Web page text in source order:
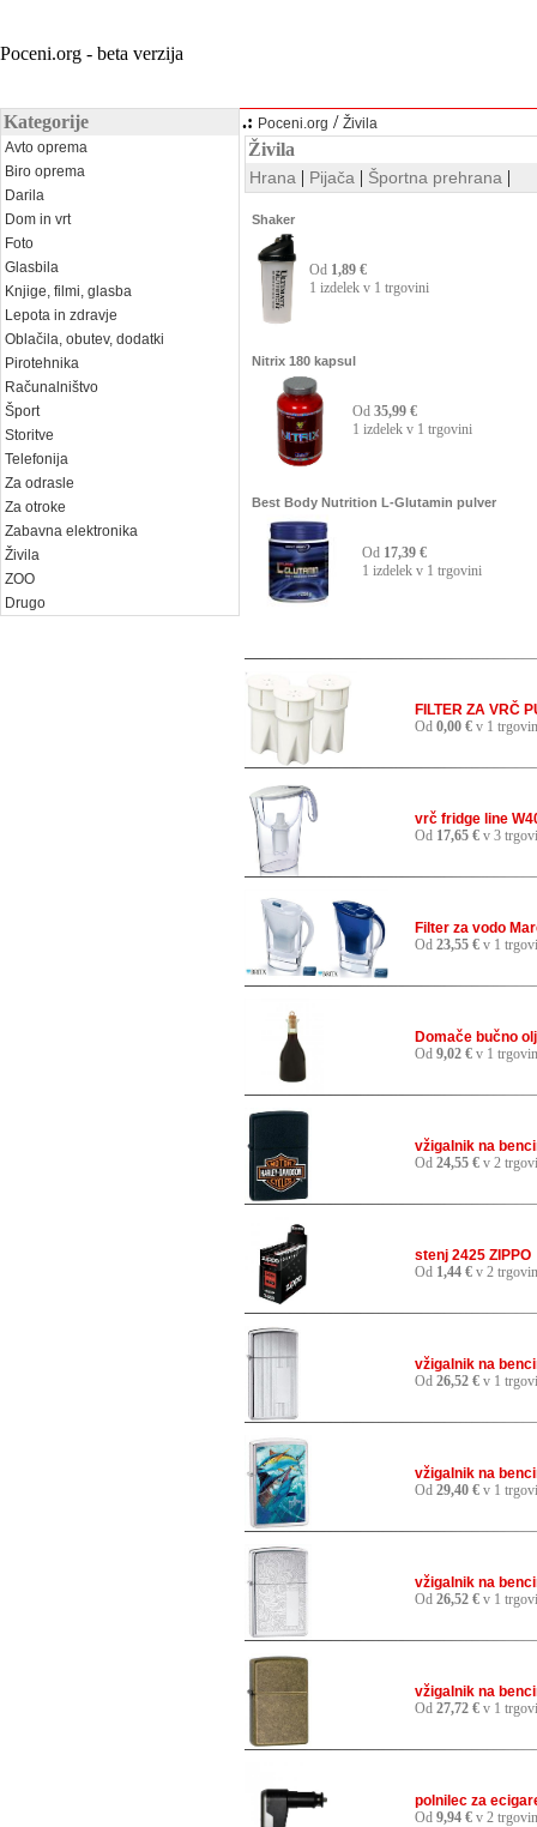
Poceni.org - beta verzija
Kategorije
Avto oprema
Biro oprema
Darila
Dom in vrt
Foto
Glasbila
Knjige, filmi, glasba
Lepota in zdravje
Oblačila, obutev, dodatki
Pirotehnika
Računalništvo
Šport
Storitve
Telefonija
Za odrasle
Za otroke
Zabavna elektronika
Živila
ZOO
Drugo
.: Poceni.org / Živila
Živila
Hrana | Pijača | Športna prehrana |
Shaker
Od 1,89 €
1 izdelek v 1 trgovini
Nitrix 180 kapsul
Od 35,99 €
1 izdelek v 1 trgovini
Best Body Nutrition L-Glutamin pulver
Od 17,39 €
1 izdelek v 1 trgovini
FILTER ZA VRČ
Od 0,00 € v 1
vrč fridge line
Od 17,65 € v 3
Filter za vodo
Od 23,55 € v 1
Domače bučno
Od 9,02 € v 1
vžigalnik na
Od 24,55 € v 2
stenj 2425 ZIPPO
Od 1,44 € v 2
vžigalnik na
Od 26,52 € v 1
vžigalnik na
Od 29,40 € v 1
vžigalnik na
Od 26,52 € v 1
vžigalnik na
Od 27,72 € v 1
polnilec za
Od 9,94 € v 2